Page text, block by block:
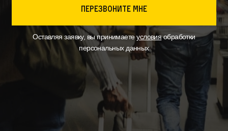
перезвоните мне
Оставляя заявку, вы принимаетеусловияобработки
персональных данных